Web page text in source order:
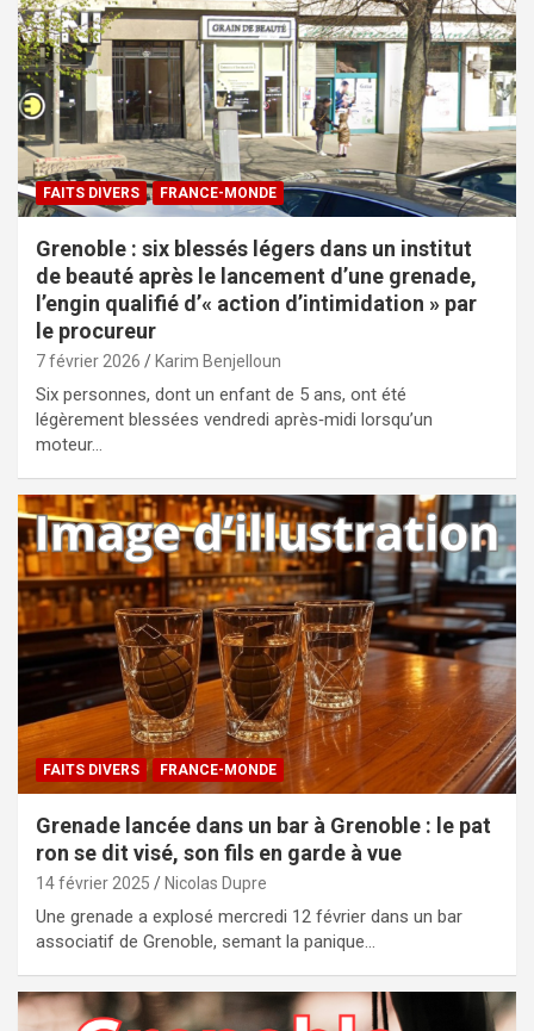
FAITS DIVERS FRANCE-MONDE
Grenoble : six blessés légers dans un institut
de beauté après le lancement d’une grenade,
l’engin qualifié d’« action d’intimidation » par
le procureur
7 février 2026 Karim Benjelloun
Six personnes, dont un enfant de 5 ans, ont été
légèrement blessées vendredi après‑midi lorsqu’un
moteur…
FAITS DIVERS FRANCE-MONDE
Grenade lancée dans un bar à Grenoble : le pat
ron se dit visé, son fils en garde à vue
14 février 2025 Nicolas Dupre
Une grenade a explosé mercredi 12 février dans un bar
associatif de Grenoble, semant la panique…